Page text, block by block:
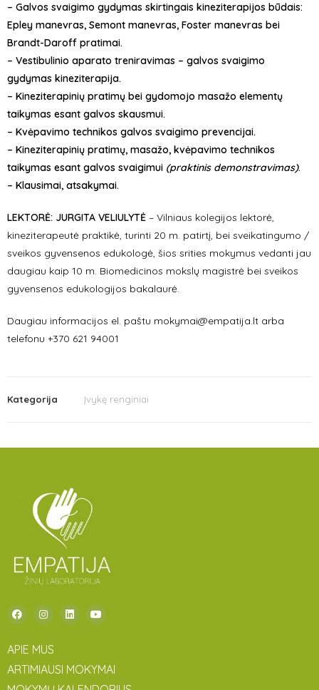
– Galvos svaigimo gydymas skirtingais kineziterapijos būdais:
Epley manevras, Semont manevras, Foster manevras bei
Brandt-Daroff pratimai.
– Vestibulinio aparato treniravimas – galvos svaigimo
gydymas kineziterapija.
– Kineziterapinių pratimų bei gydomojo masažo elementų
taikymas esant galvos skausmui.
– Kvėpavimo technikos galvos svaigimo prevencijai.
– Kineziterapinių pratimų, masažo, kvėpavimo technikos
taikymas esant galvos svaigimui (praktinis demonstravimas).
– Klausimai, atsakymai.
LEKTORĖ: JURGITA VELIULYTĖ – Vilniaus kolegijos lektorė,
kineziterapeutė praktikė, turinti 20 m. patirtį, bei sveikatingumo /
sveikos gyvensenos edukologė, šios srities mokymus vedanti jau
daugiau kaip 10 m. Biomedicinos mokslų magistrė bei sveikos
gyvensenos edukologijos bakalaurė.
Daugiau informacijos el. paštu mokymai@empatija.lt arba
telefonu +370 621 94001
Kategorija Įvykę renginiai
APIE MUS
ARTIMIAUSI MOKYMAI